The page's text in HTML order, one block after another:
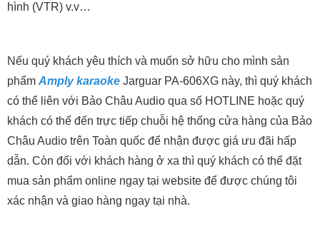
hình (VTR) v.v…
Nếu quý khách yêu thích và muốn sở hữu cho mình sản
phẩm Amply karaoke Jarguar PA-606XG này, thì quý khách
có thể liên với Bảo Châu Audio qua số HOTLINE hoặc quý
khách có thể đến trực tiếp chuỗi hệ thống cửa hàng của Bảo
Châu Audio trên Toàn quốc để nhận được giá ưu đãi hấp
dẫn. Còn đối với khách hàng ở xa thì quý khách có thể đặt
mua sản phẩm online ngay tại website để được chúng tôi
xác nhận và giao hàng ngay tại nhà.